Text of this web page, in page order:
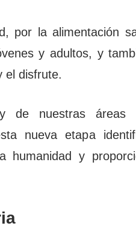
por la alimentación
y adultos, y
el disfrute.
nuestras áreas
nueva etapa
y